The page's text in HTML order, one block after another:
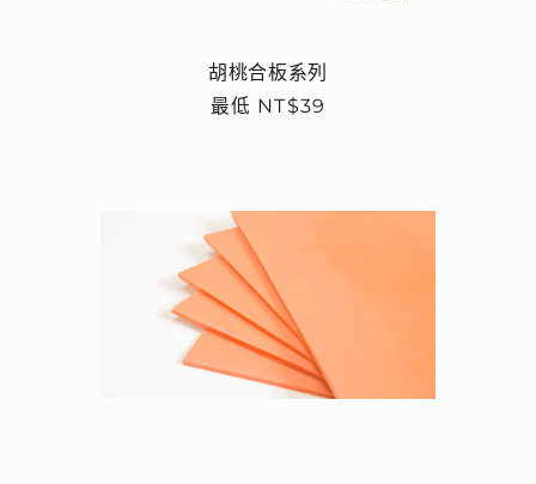
胡桃合板系列
定
最低 NT$39